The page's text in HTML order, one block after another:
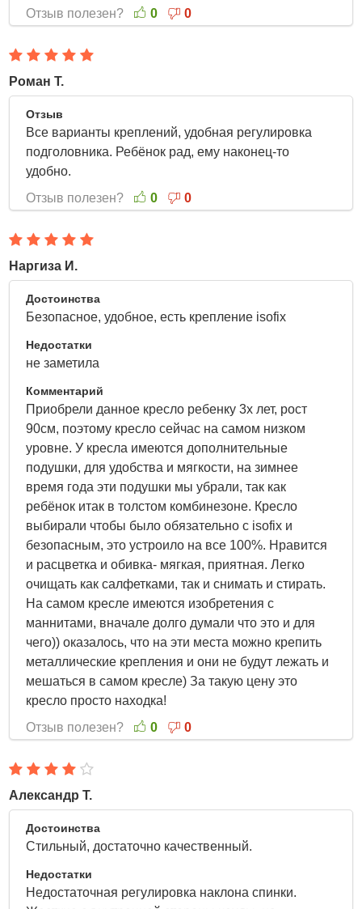
Отзыв полезен? 0 0
Роман Т.
Отзыв
Все варианты креплений, удобная регулировка
подголовника. Ребёнок рад, ему наконец-то
удобно.
Отзыв полезен?
0 0
Наргиза И.
Достоинства
Безопасное, удобное, есть крепление isofix
Недостатки
не заметила
Комментарий
Приобрели данное кресло ребенку 3х лет, рост
90см, поэтому кресло сейчас на самом низком
уровне. У кресла имеются дополнительные
подушки, для удобства и мягкости, на зимнее
время года эти подушки мы убрали, так как
ребёнок итак в толстом комбинезоне. Кресло
выбирали чтобы было обязательно с isofix и
безопасным, это устроило на все 100%. Нравится
и расцветка и обивка- мягкая, приятная. Легко
очищать как салфетками, так и снимать и стирать.
На самом кресле имеются изобретения с
маннитами, вначале долго думали что это и для
чего)) оказалось, что на эти места можно крепить
металлические крепления и они не будут лежать и
мешаться в самом кресле) За такую цену это
кресло просто находка!
Отзыв полезен?
0 0
Александр Т.
Достоинства
Стильный, достаточно качественный.
Недостатки
Недостаточная регулировка наклона спинки.